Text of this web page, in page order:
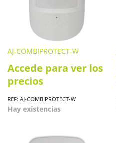
AJ-COMBIPROTECT-W
Accede para ver los
precios
REF: AJ-COMBIPROTECT-W
Hay existencias